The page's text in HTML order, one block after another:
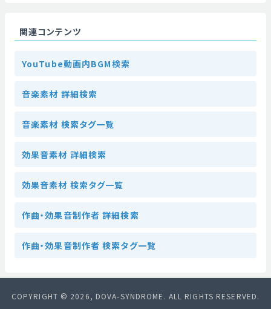
関連コンテンツ
YouTube動画内BGM検索
音楽素材 詳細検索
音楽素材 検索タグ一覧
効果音素材 詳細検索
効果音素材 検索タグ一覧
作曲・効果音制作者 詳細検索
作曲・効果音制作者 検索タグ一覧
COPYRIGHT © 2026, DOVA-SYNDROME. ALL RIGHTS RESERVED.